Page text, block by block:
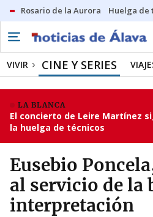
Rosario de la Aurora Huelga de
VIVIR CINE Y SERIES
LA BLANCA
El concierto de Leire Martínez
la huelga de técnicos
Eusebio
al servicio de la
interpretación